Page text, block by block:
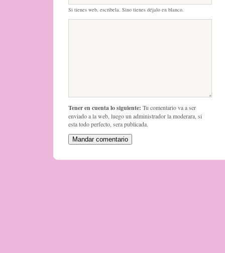
Si tienes web, escribela. Sino tienes déjalo en blanco.
Tener en cuenta lo siguiente: Tu comentario va a ser
enviado a la web, luego un administrador la moderara, si
esta todo perfecto, sera publicada.